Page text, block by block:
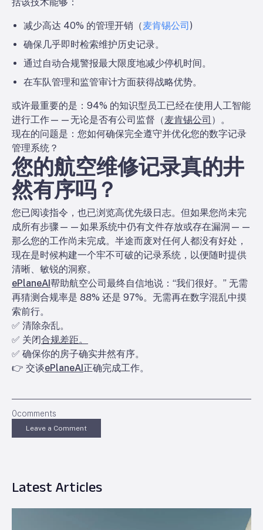
减少高达 40% 的管理开销（麦肯锡公司)
确保几乎即时检索维护历史记录。
通过自动合规警报最大限度地减少停机时间。
在车队管理和监管审计方面获得战略优势。
或许最重要的是：94% 的知识型员工已经在使用人工智能
进行工作——无论是否有公司监督（麦肯锡公司 ）。
现在的问题是：您如何确保完全遵守并优化您的数字记录
管理系统？
您的航空维修记录真的井
然有序吗？
您已阅读指令，也已浏览高优先级日志。但如果您尚未完
成所有步骤——如果系统中仍有文件存放或存在漏洞——
那么您的工作尚未完成。半途而废对任何人都没有好处，
现在是时候构建一个牢不可破的记录系统，以便随时提供
清晰、敏锐的洞察。
ePlaneAI帮助航空公司最终自信地说：“我们很好。” 无需
再猜测合规率是 88% 还是 97%。无需再在数字混乱中摸
索前行。
✅ 清除杂乱。
✅ 关闭合规差距。
✅ 确保你的房子确实井然有序。
👉 交谈ePlaneAI正确完成工作。
0comments
Leave a Comment
Latest Articles